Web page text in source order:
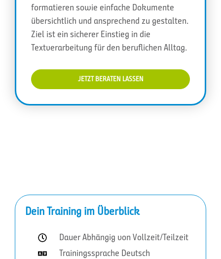
formatieren sowie einfache Dokumente
übersichtlich und ansprechend zu gestalten.
Ziel ist ein sicherer Einstieg in die
Textverarbeitung für den beruflichen Alltag.
JETZT BERATEN LASSEN
Dein Training im Überblick
Dauer Abhängig von Vollzeit/Teilzeit
Trainingssprache Deutsch